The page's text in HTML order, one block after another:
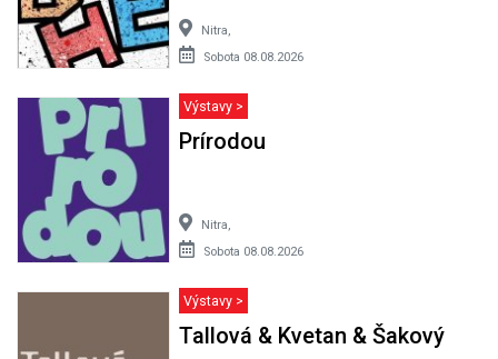
Nitra,
Sobota 08.08.2026
Výstavy >
Prírodou
Nitra,
Sobota 08.08.2026
Výstavy >
Tallová & Kvetan & Šakový